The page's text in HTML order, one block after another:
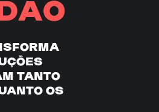
TANTO
OS